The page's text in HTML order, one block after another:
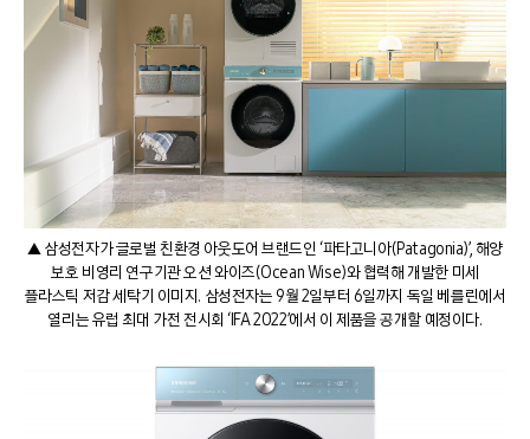
▲ 삼성전자가 글로벌 친환경 아웃도어 브랜드인 ‘파타고니아(Patagonia)’, 해양
보호 비영리 연구기관 오션 와이즈(Ocean Wise)와 협력해 개발한 미세
플라스틱 저감 세탁기 이미지. 삼성전자는 9월 2일부터 6일까지 독일 베를린에서
열리는 유럽 최대 가전 전시회 ‘IFA 2022’에서 이 제품을 공개할 예정이다.